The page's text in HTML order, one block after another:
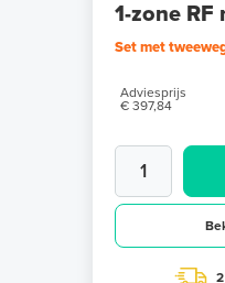
1-zone RF
Set met
Adviesprijs
€ 397,84